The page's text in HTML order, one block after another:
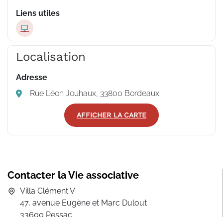
Liens utiles
Localisation
Adresse
Rue Léon Jouhaux, 33800 Bordeaux
AFFICHER LA CARTE
Contacter la Vie associative
Villa Clément V
47, avenue Eugène et Marc Dulout
33600 Pessac